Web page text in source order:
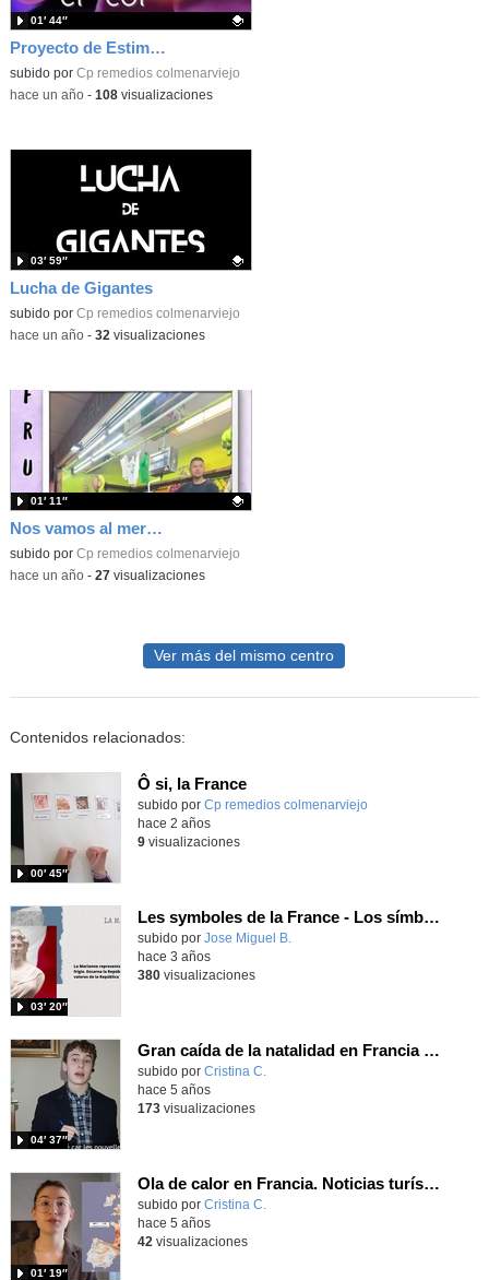
Proyecto de Estimulación Sensorial en la Sala Snoezelen
Contenido educativo.
subido por Cp remedios colmenarviejo
01′ 44″
-hace un año- 108visualizaciones
Lucha de Gigantes
Contenido educativo.
subido por Cp remedios colmenarviejo
03′ 59″
-hace un año- 32 visualizaciones
Nos vamos al mercado.
Contenido educativo.
subido por Cp remedios colmenarviejo
01′ 11″
-hace un año- 27 visualizaciones
Ver más del mismo centro
Contenidos relacionados:
Ô si, la France
Contenido educativo.
subido por Cp remedios colmenarviejo
00′ 45″
-
hace 2 años
9visualizaciones
Les symboles de la France - Los símbolos de Francia
Contenido educativo.
subido por Jose Miguel B.
03′ 20″
hace 3 años
380visualizaciones
Gran caída de la natalidad en Francia por Jorge C. (V.O. en francés). Forte chute de la natalité en France
Contenido educativo.
subido por Cristina C.
04′ 37″
hace 5 años
173visualizaciones
Ola de calor en Francia. Noticias turísticas con Julia K. Pic de chaleur en France. Des nouvelles touristiques avec Julia K.
Contenido educativo.
subido por Cristina C.
01′ 19″
hace 5 años
42 visualizaciones